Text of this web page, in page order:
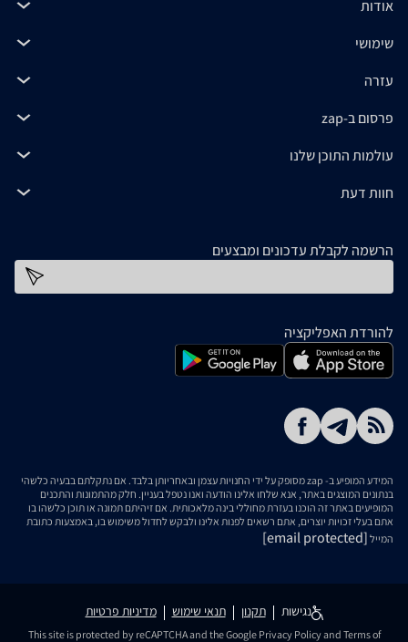
אודות
שימושי
עזרה
פרסום ב-zap
עולמות התוכן שלנו
חוות דעת
הרשמה לקבלת עדכונים ומבצעים
להורדת האפליקציה
המידע המופיע ב- zap מסופק על ידי החנויות עצמן ובאחריותן בלבד. אם נתקלתם בבעיה כלשהי
בנתונים המוצגים באתר, אנא שלחו אלינו הודעה ואנו נטפל בעניין. חלק מהתמונות והתכנים
המופיעים באתר זה הוכנו בעזרת מחוללי בינה מלאכותית. אם זיהיתם תמונה או תוכן כלשהו בו
אתם בעלי זכויות יוצרים, אתם רשאים לפנות אלינו ולבקש לחדול משימוש בו, באמצעות כתובת
המייל [email protected]
נגישות תקנון תנאי שימוש מדיניות פרטיות
This site is protected by reCAPTCHA and the Google Privacy Policyand Terms of